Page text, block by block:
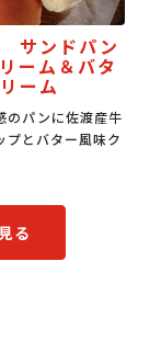
ンドパン
ム＆バタ
ム
ンに佐渡産牛
バター風味ク
国産
み。
る